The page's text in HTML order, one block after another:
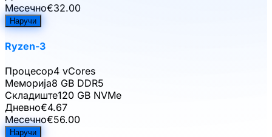
Месечно€32.00
Наручи
Ryzen-3
Процесор4 vCores
Меморија8 GB DDR5
Складиште120 GB NVMe
Дневно€4.67
Месечно€56.00
Наручи